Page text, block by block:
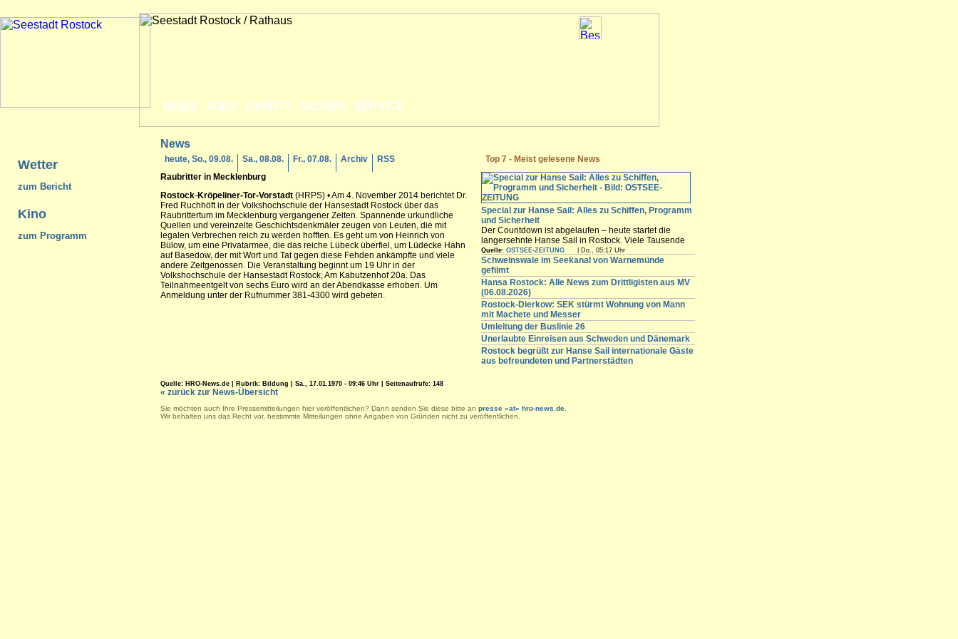
NEWS JOBS EVENTS BILDER SERVICE
Wetter
zum Bericht
Kino
zum Programm
News
Top 7 - Meist gelesene News
Special zur Hanse Sail: Alles zu Schiffen, Programm
und Sicherheit
Der Countdown ist abgelaufen – heute startet die
langersehnte Hanse Sail in Rostock. Viele Tausende
Besucher werden in den nächsten Tagen erwartet und
freuen sich auf die maritimen Angebote in der
Innenstadt,...
Quelle: OSTSEE-ZEITUNG | Do., 05:17 Uhr
Schweinswale im Seekanal von Warnemünde
gefilmt
Hansa Rostock: Alle News zum Drittligisten aus MV
(06.08.2026)
Rostock-Dierkow: SEK stürmt Wohnung von Mann
mit Machete und Messer
Umleitung der Buslinie 26
Unerlaubte Einreisen aus Schweden und Dänemark
Rostock begrüßt zur Hanse Sail internationale Gäste
aus befreundeten und Partnerstädten
heute, So., 09.08. Sa., 08.08. Fr., 07.08. Archiv
RSS
Raubritter in Mecklenburg
Rostock-Kröpeliner-Tor-Vorstadt (HRPS) • Am 4. November 2014 berichtet Dr.
Fred Ruchhöft in der Volkshochschule der Hansestadt Rostock über das
Raubrittertum im Mecklenburg vergangener Zeiten. Spannende urkundliche
Quellen und vereinzelte Geschichtsdenkmäler zeugen von Leuten, die mit
legalen Verbrechen reich zu werden hofften. Es geht um von Heinrich von
Bülow, um eine Privatarmee, die das reiche Lübeck überfiel, um Lüdecke Hahn
auf Basedow, der mit Wort und Tat gegen diese Fehden ankämpfte und viele
andere Zeitgenossen. Die Veranstaltung beginnt um 19 Uhr in der
Volkshochschule der Hansestadt Rostock, Am Kabutzenhof 20a. Das
Teilnahmeentgelt von sechs Euro wird an der Abendkasse erhoben. Um
Anmeldung unter der Rufnummer 381-4300 wird gebeten.
Quelle: HRO-News.de | Rubrik: Bildung | Sa., 17.01.1970 - 09:46 Uhr | Seitenaufrufe: 148
« zurück zur News-Übersicht
Sie möchten auch Ihre Pressemitteilungen hier veröffentlichen? Dann senden Sie diese bitte an presse «at» hro-news.de
Wir behalten uns das Recht vor, bestimmte Mitteilungen ohne Angaben von Gründen nicht zu veröffentlichen.